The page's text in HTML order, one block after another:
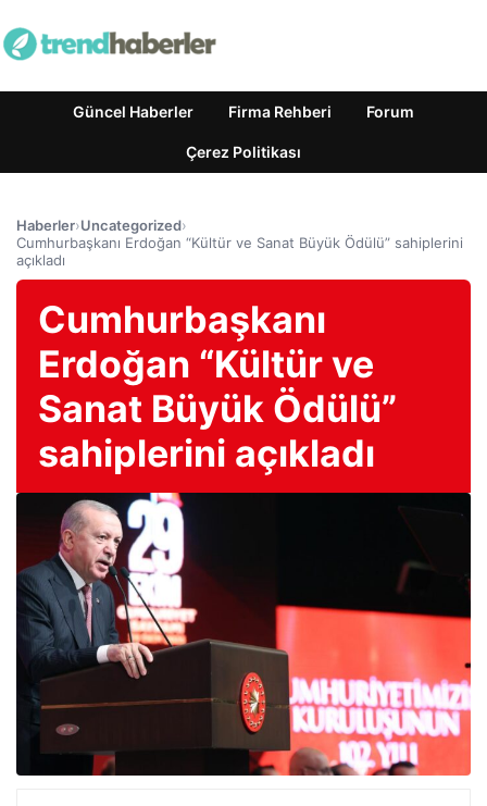
Güncel Haberler Firma Rehberi Forum
Çerez Politikası
Haberler›Uncategorized›
Cumhurbaşkanı Erdoğan “Kültür ve Sanat Büyük Ödülü” sahiplerini
açıkladı
Cumhurbaşkanı
Erdoğan “Kültür ve
Sanat Büyük Ödülü”
sahiplerini açıkladı